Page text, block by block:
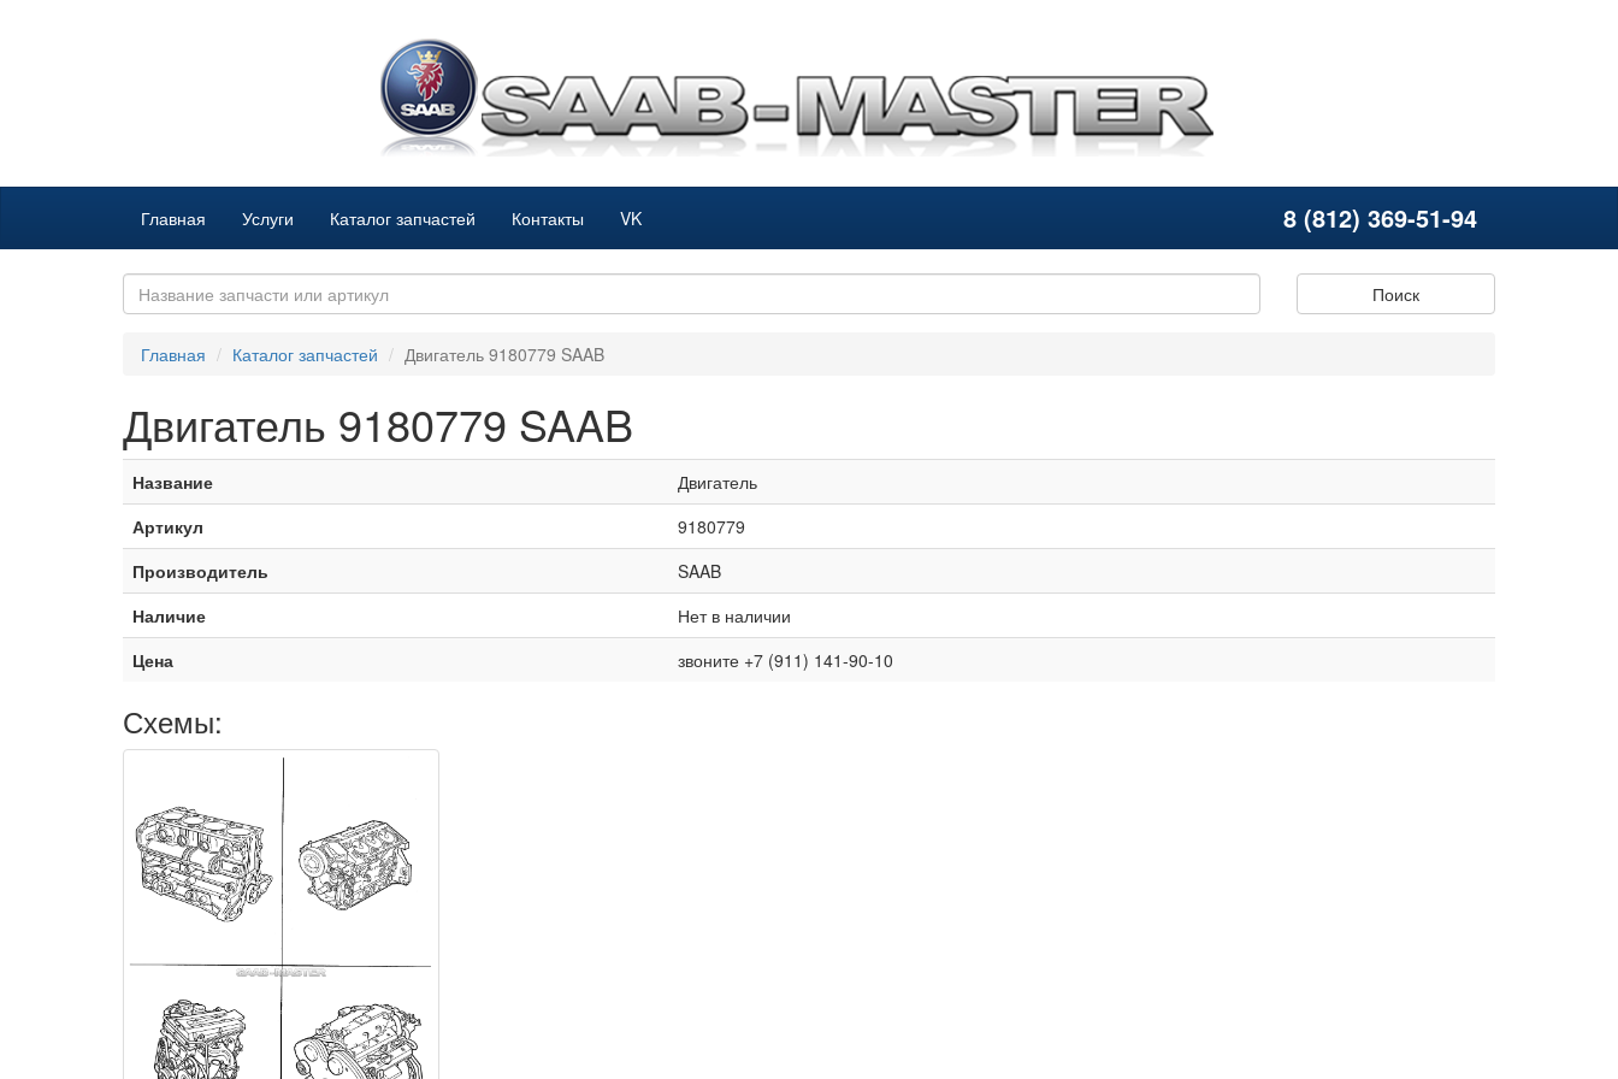
Главная Услуги Каталог запчастей Контакты VK 8 (812) 369-51-94
Поиск
Главная Каталог запчастей Двигатель 9180779 SAAB
Двигатель 9180779 SAAB
Название
Двигатель
Артикул
9180779
Производитель
SAAB
Наличие
Нет в наличии
Цена
звоните +7 (911) 141-90-10
Схемы: